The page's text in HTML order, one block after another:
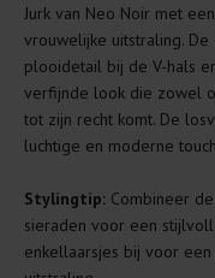
Je wilt natuurlijk lang
Daarom geven wij een
Lees altijd eerst
Was kleding
buitenkant.
Wees zuinig met
genoeg.
Was zo koud
Jurk van Neo Noir met
vrouwelijke uitstraling.
plooidetail bij de V-hals
verfijnde look die zowel
tot zijn recht komt. De
luchtige en moderne
Stylingtip: Combineer
sieraden voor een
enkellaarsjes bij voor